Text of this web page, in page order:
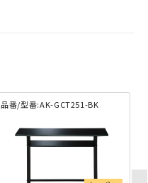
品番/型番:AK-GCT251-BK